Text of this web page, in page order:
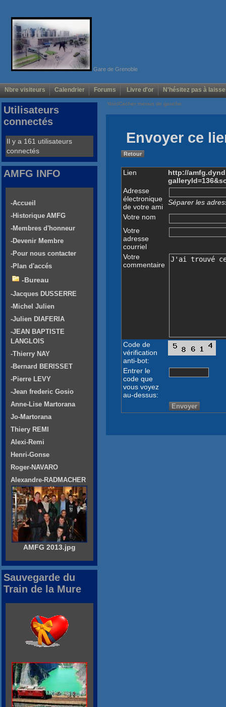
Gare de Grenoble
Nbre visiteurs Calendrier Forums Livre d'or N'hésitez pas à
Voir/Cacher menus de gauche
Envoyer ce
Retour
Lien
http://
Adresse
électronique
de votre ami
Séparer les
Votre nom
Votre
adresse
courriel
Votre
commentaire
Code de
vérification
anti-bot:
Entrer le
code que
vous voyez
au-dessus:
Utilisateurs
connectés
Il y a 161 utilisateurs
connectés
AMFG INFO
-Accueil
-Historique AMFG
-Membres d'honneur
-Devenir Membre
-Pour nous contacter
-Plan d'accés
-Bureau
-Jacques DUSSERRE
-Michel Julien
-Julien DIAFERIA
-JEAN BAPTISTE
LANGLOIS
-Thierry NAY
-Bernard BERISSET
-Pierre LEVY
-Jean frederic Gosio
Anne-Lise Martorana
Jo-Martorana
Thiery REMI
Alexi-Remi
Henri-Gonse
Roger-NAVARO
Alexandre-RADMACHER
AMFG 2013.jpg
Sauvegarde du
Train de la Mure